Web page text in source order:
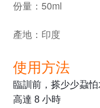
份量： 50ml
產地： 印度
使用方法
臨訓前，搽少少蝨
高達 8 小時